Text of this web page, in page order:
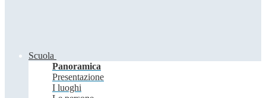
Scuola
Panoramica
Presentazione
I luoghi